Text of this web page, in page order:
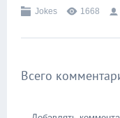
Jokes 1668
Всего